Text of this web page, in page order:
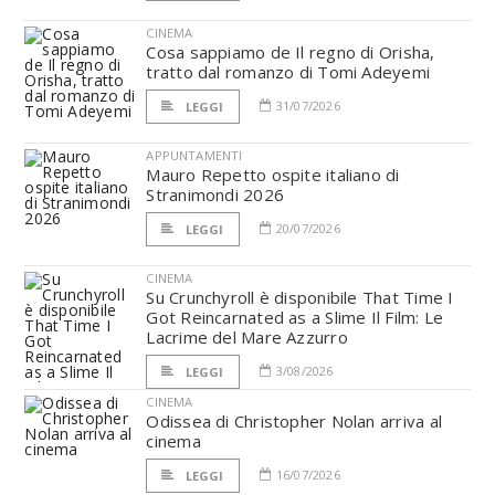
CINEMA
Cosa sappiamo de Il regno di Orisha,
tratto dal romanzo di Tomi Adeyemi
LEGGI 31/07/2026
APPUNTAMENTI
Mauro Repetto ospite italiano di
Stranimondi 2026
LEGGI 20/07/2026
CINEMA
Su Crunchyroll è disponibile That Time I
Got Reincarnated as a Slime Il Film: Le
Lacrime del Mare Azzurro
LEGGI
3/08/2026
CINEMA
Odissea di Christopher Nolan arriva al
cinema
LEGGI 16/07/2026